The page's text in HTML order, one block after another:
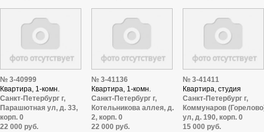
№ 3-40999
Квартира, 1-комн.
Санкт-Петербург г,
Парашютная ул, д. 33,
корп. 0
22 000 руб.
№ 3-41136
Квартира, 1-комн.
Санкт-Петербург г,
Котельникова аллея, д.
2, корп. 0
22 000 руб.
№ 3-41411
Квартира, студия
Санкт-Петербург г,
Коммунаров
ул, д. 190, корп. 0
15 000 руб.